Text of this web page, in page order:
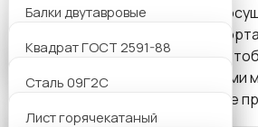
Арматура рифленая А3
Арматура АТ800
Балки двутавровые
Балки Б двутавровые
Балки К двутавровые
Балки Ш двутавровые
Квадрат ГОСТ 2591-88
Сталь 09Г2С
Сталь 20
Лист горячекатаный
Компания "Металлосфера"
. В нашем
мм ст40Х по оптовой цене.
заявку или связаться с
сделаем для Вас интересное